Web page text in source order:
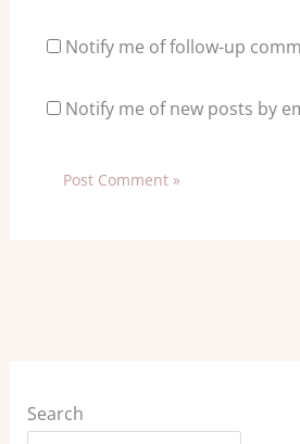
Notify me of follow-up
Notify me of new posts by
Search